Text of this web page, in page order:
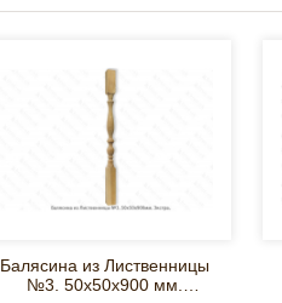
Балясина из Лиственницы
№3. 50х50х900 мм.